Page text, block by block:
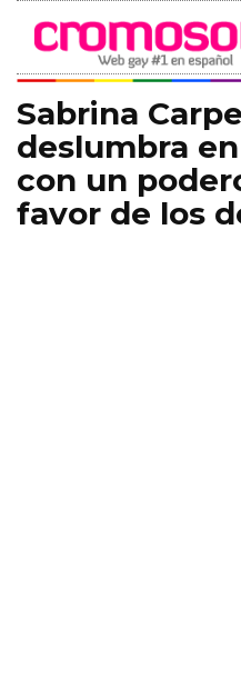
Sabrina
deslumbra
con un
favor de los